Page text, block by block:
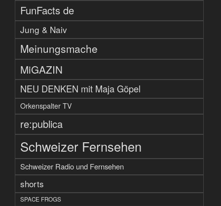
FunFacts de
Jung & Naiv
Meinungsmache
MiGAZIN
NEU DENKEN mit Maja Göpel
Orkenspalter TV
re:publica
Schweizer Fernsehen
Schweizer Radio und Fernsehen
shorts
SPACE FROGS